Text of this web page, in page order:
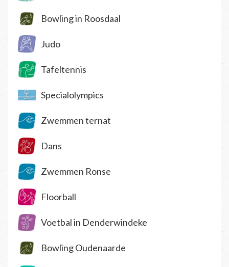
Bowling in Roosdaal
Judo
Tafeltennis
Specialolympics
Zwemmen ternat
Dans
Zwemmen Ronse
Floorball
Voetbal in Denderwindeke
Bowling Oudenaarde